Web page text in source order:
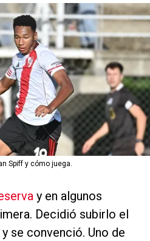
Spiff y cómo juega.
y en algunos
Decidió subirlo el
se convenció. Uno de